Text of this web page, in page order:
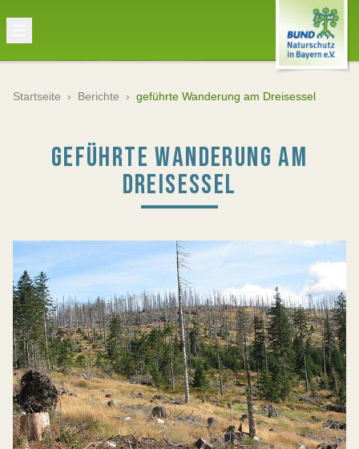
Startseite › Berichte › geführte Wanderung am Dreisessel
GEFÜHRTE WANDERUNG AM
DREISESSEL